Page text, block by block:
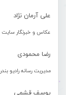
علی آرمان نژاد
عکاس و خبرنگار سایت
رضا محمودی
مدیریت رسانه رادیو بندر
یوسف قشمی